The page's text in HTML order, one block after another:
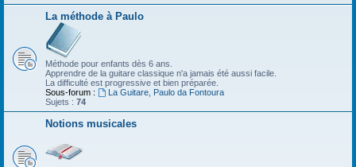
La méthode à Paulo
Méthode pour enfants dès 6 ans.
Apprendre de la guitare classique n'a jamais été aussi facile.
La difficulté est progressive et bien préparée.
Sous-forum :
La Guitare, Paulo da Fontoura
Sujets : 74
Notions musicales